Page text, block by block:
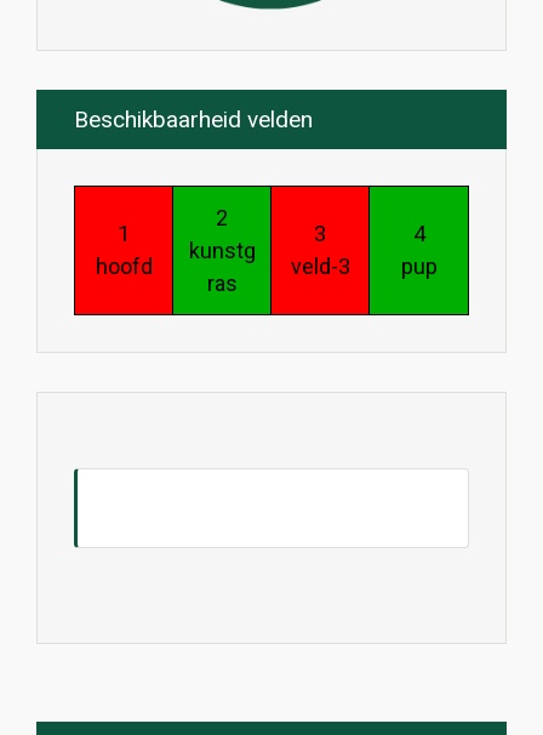
Beschikbaarheid velden
1
hoofd
2
kunstg
ras
3
veld-3
4
pup